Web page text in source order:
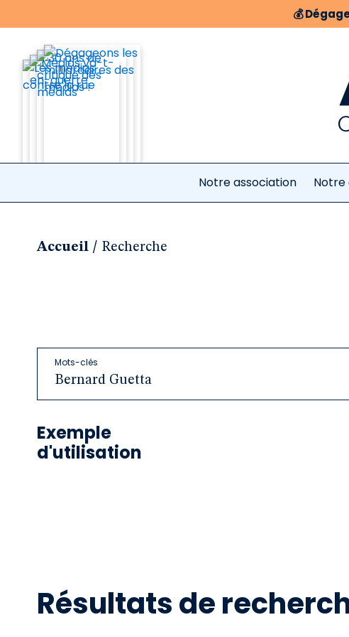
💰
Notre association Notre
Accueil / Recherche
Mots-clés
Exemple
d'utilisation
Résultats de